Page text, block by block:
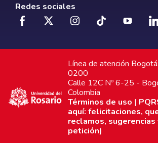
Redes sociales
Línea de atención
0200
Calle 12C Nº 6-25 -
Colombia
Términos de uso |
aquí: felicitaciones,
reclamos,
petición)